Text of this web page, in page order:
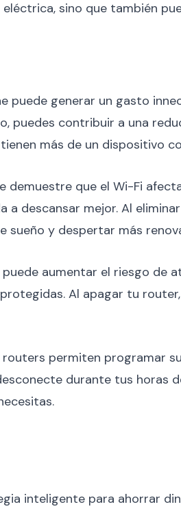
sino que también
generar un gasto
puedes contribuir a una
más de un dispositivo
demuestre que el Wi-Fi
descansar mejor. Al
sueño y despertar más
aumentar el riesgo de
Al apagar tu
permiten programar
durante tus horas
inteligente para ahorrar